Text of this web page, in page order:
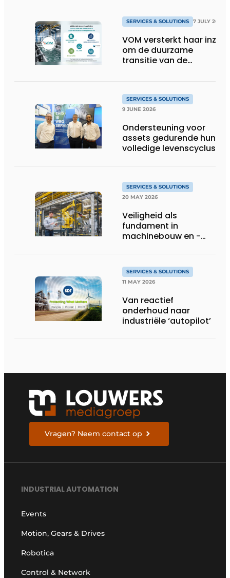
SERVICES & SOLUTIONS 7 JULY 2026
VOM versterkt haar inzet
om de duurzame
transitie van de
SERVICES & SOLUTIONS
9 JUNE 2026
Ondersteuning voor
assets gedurende hun
volledige levenscyclus
SERVICES & SOLUTIONS
20 MAY 2026
Veiligheid als
fundament in
machinebouw en -
SERVICES & SOLUTIONS
11 MAY 2026
Van reactief
onderhoud naar
industriële ‘autopilot’
Vragen? Neem contact op
INDUSTRIAL AUTOMATION
Events
Motion, Gears & Drives
Robotica
Control & Network